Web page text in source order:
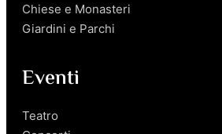
Chiese e Monasteri
Giardini e Parchi
Eventi
Teatro